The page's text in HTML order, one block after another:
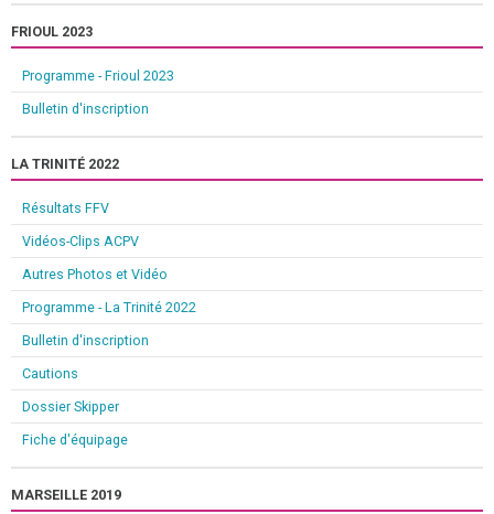
FRIOUL 2023
Programme - Frioul 2023
Bulletin d'inscription
LA TRINITÉ 2022
Résultats FFV
Vidéos-Clips ACPV
Autres Photos et Vidéo
Programme - La Trinité 2022
Bulletin d'inscription
Cautions
Dossier Skipper
Fiche d'équipage
MARSEILLE 2019